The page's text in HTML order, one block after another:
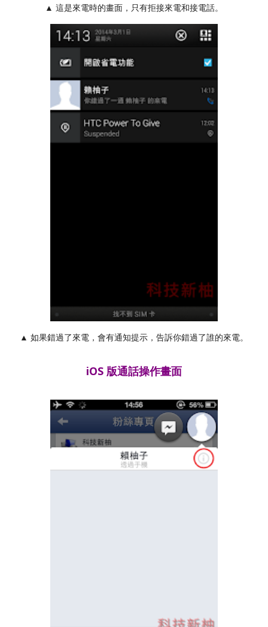
▲ 這是來電時的畫面，只有拒接來電和接電話。
▲ 如果錯過了來電，會有通知提示，告訴你錯過了誰的來電。
iOS 版通話操作畫面